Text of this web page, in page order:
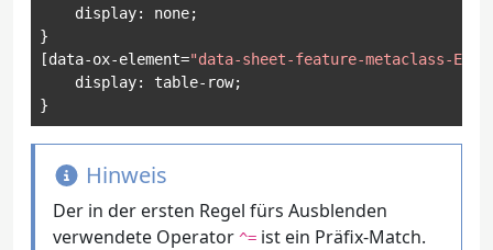
    display
: none;
}
[data-ox-element="data-sheet-feature-metaclass-
    display
: table- row;
}
Hinweis
Der in der ersten Regel fürs Ausblenden
verwendete Operator ^= ist ein Präfix-Match.